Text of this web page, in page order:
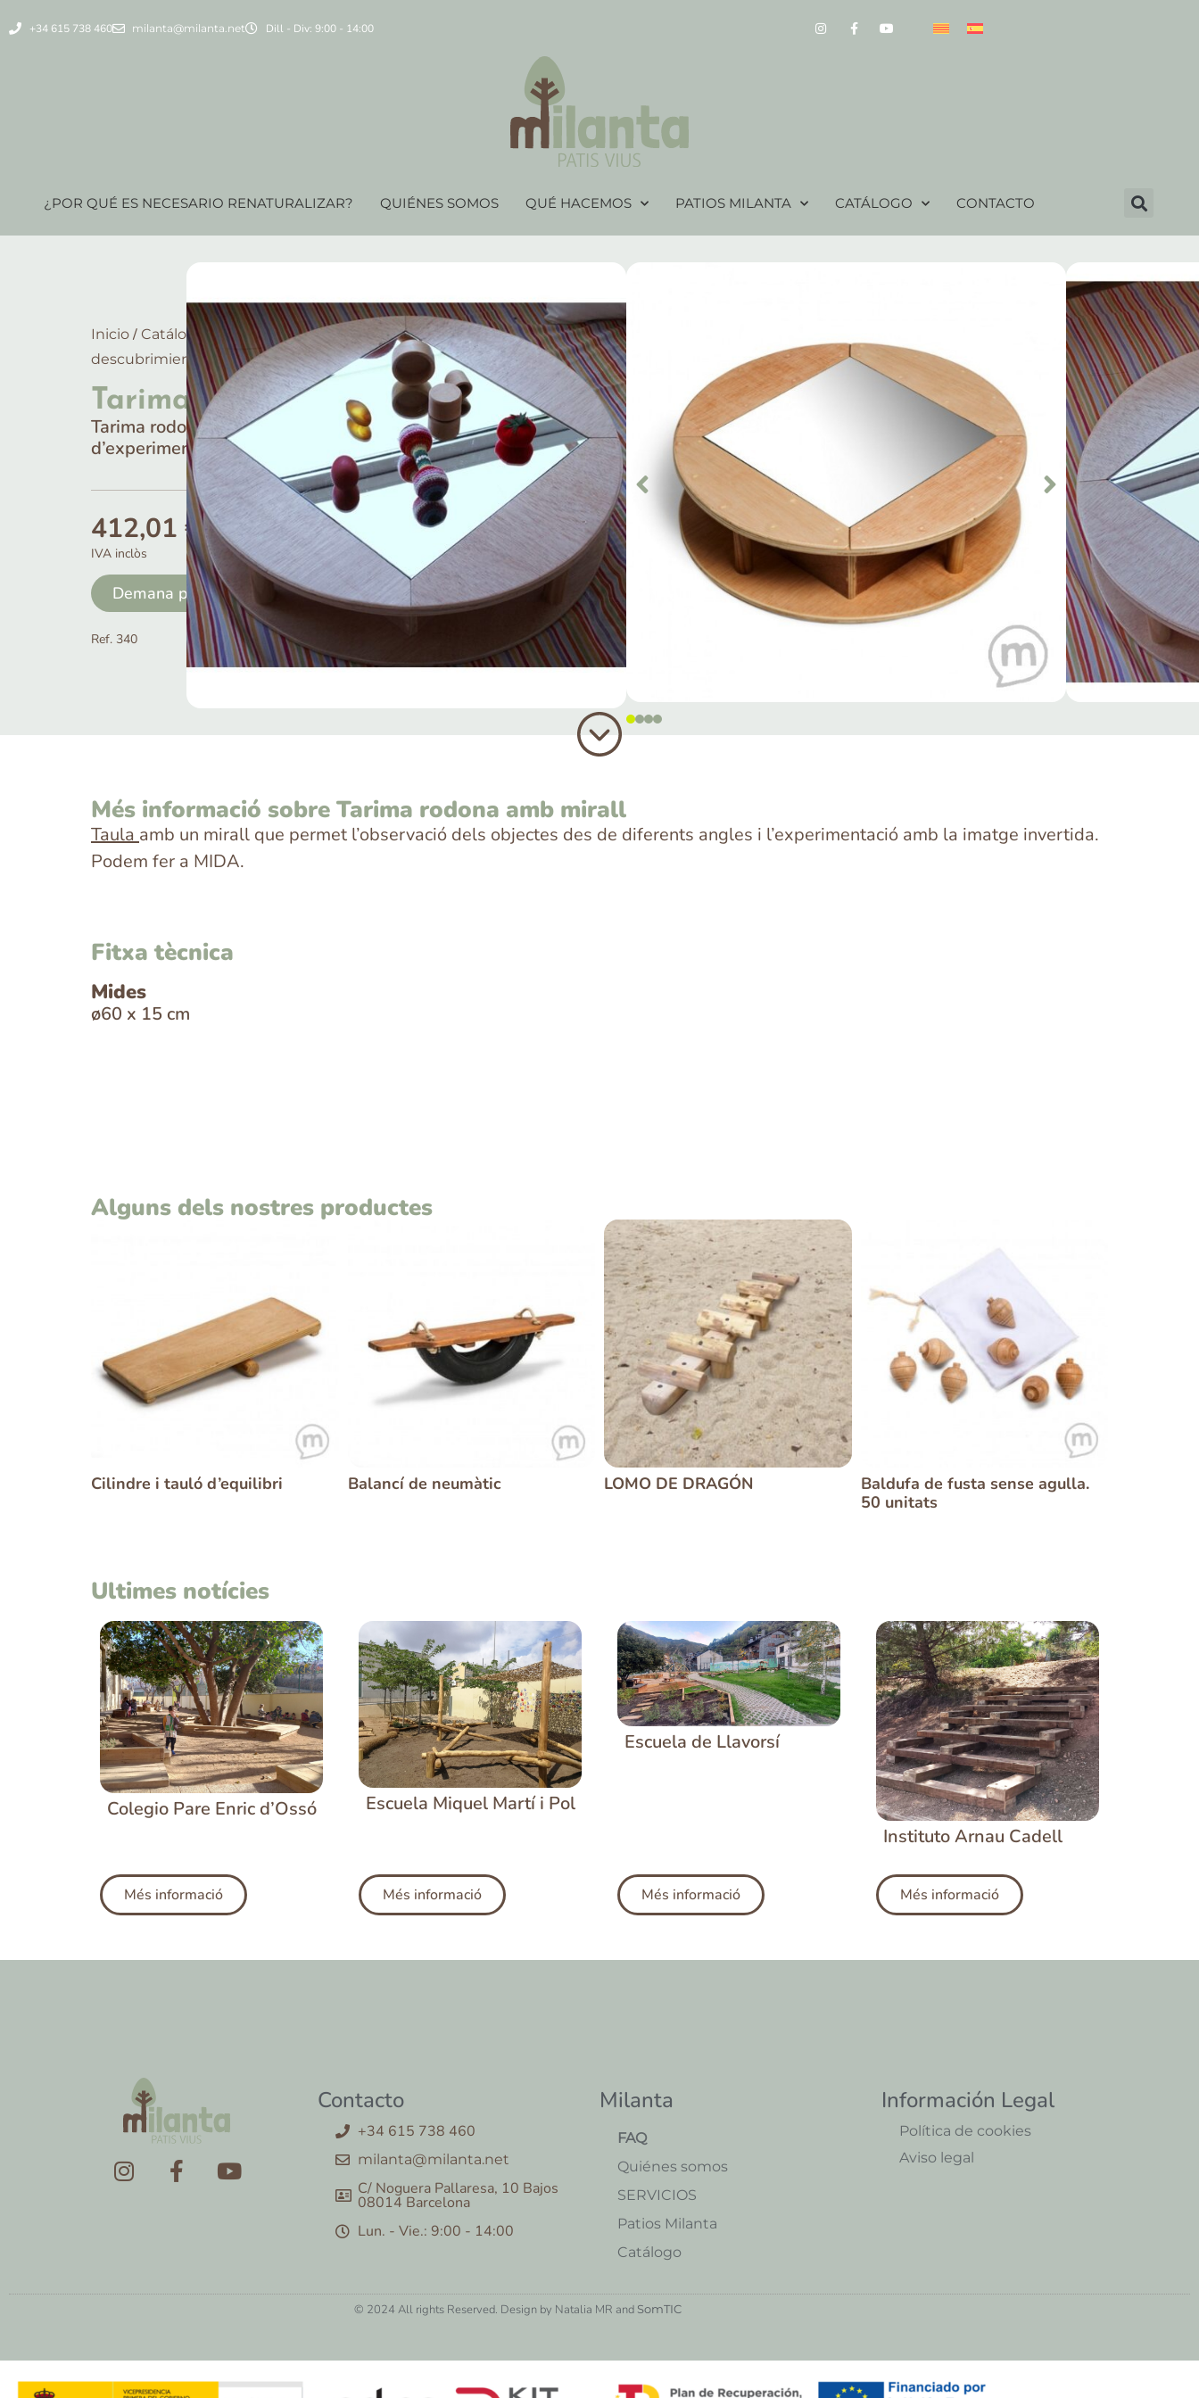
+34 615 738 460 milanta@milanta.net Dill - Div: 9:00 - 14:00
¿POR QUÉ ES NECESARIO RENATURALIZAR? QUIÉNES SOMOS QUÉ HACEMOS PATIOS MILANTA CATÁLOGO CONTACTO
Inicio / Catálogo/PARA EL INTERIOR
Juego sensorial y para el
descubrimiento/ Tarima rodona amb mirall
Tarima rodona amb mirall
Tarima rodona amb mirall per a múltiples propostes
d’experimentació.
412,01 €
IVA inclòs Transport
No Inclòs No Inclòs
Demana pressupost
Ref. 340
Més informació sobre Tarima rodona amb mirall
Taula amb un mirall que permet l’observació dels objectes des de diferents angles i l’experimentació amb la imatge invertida.
Podem fer a MIDA.
Fitxa tècnica
Mides
ø60 x 15 cm
Alguns dels nostres productes
Cilindre i tauló d’equilibri Balancí de neumàtic LOMO DE DRAGÓN
Baldufa de fusta sense agulla.
50 unitats
Ultimes notícies
Colegio Pare Enric d’Ossó
Més informació
Escuela Miquel Martí i Pol
Més informació
Escuela de Llavorsí
Més informació
Instituto Arnau Cadell
Més informació
Contacto
+34 615 738 460
milanta@milanta.net
C/ Noguera Pallaresa, 10 Bajos
08014 Barcelona
Lun. - Vie.: 9:00 - 14:00
Milanta
FAQ
Quiénes somos
SERVICIOS
Patios Milanta
Catálogo
Información Legal
Política de cookies
Aviso legal
© 2024 All rights Reserved. Design by Natalia MR and SomTIC